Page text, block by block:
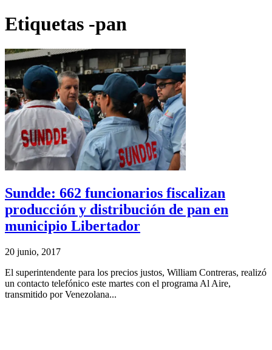
Etiquetas -pan
Sundde: 662 funcionarios fiscalizan
producción y distribución de pan en
municipio Libertador
20 junio, 2017
El superintendente para los precios justos, William Contreras, realizó
un contacto telefónico este martes con el programa Al Aire,
transmitido por Venezolana...